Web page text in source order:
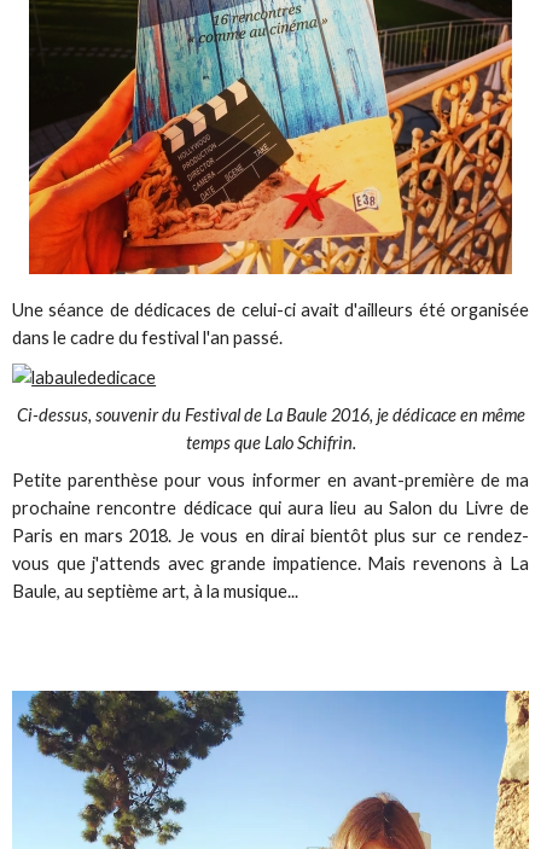
Une séance de dédicaces de celui-ci avait d'ailleurs été organisée
dans le cadre du festival l'an passé.
Ci-dessus, souvenir du Festival de La Baule 2016, je dédicace en même
temps que Lalo Schifrin.
Petite parenthèse pour vous informer en avant-première de ma
prochaine rencontre dédicace qui aura lieu au Salon du Livre de
Paris en mars 2018. Je vous en dirai bientôt plus sur ce rendez-
vous que j'attends avec grande impatience. Mais revenons à La
Baule, au septième art, à la musique...